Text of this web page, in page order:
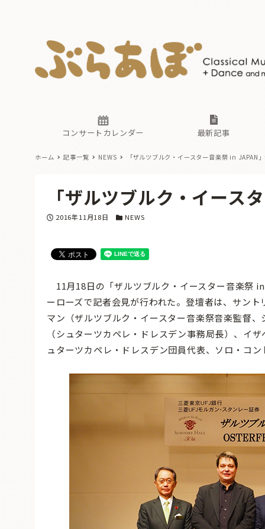
コンサートカレンダー 最新記事
古楽とそ
現場のプ
無料ライ
あ か
古楽とそ
無料ライ
あ か
ホーム 記事一覧 NEWS 「ザルツブルク・イースター音楽祭 in JAPAN
「ザルツブルク・イース
投稿日
2016年11月18日 カテゴリー
NEWS
11月18日の「ザルツブルク・イースター音楽祭
ーローズで記者会見が行われた。登壇者は、サン
マン（ザルツブルク・イースター音楽祭音楽監督
（シュターツカペレ・ドレスデン事務局長）、イ
ュターツカペレ・ドレスデン団員代表、ソロ・コ